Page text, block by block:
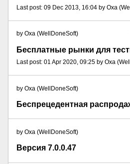
Last post: 09 Dec 2013, 16:04 by Oxa
by Oxa (WellDoneSoft)
Last post: 01 Apr 2020, 09:25 by Oxa
by Oxa (WellDoneSoft)
by Oxa (WellDoneSoft)
Версия 7.0.0.47